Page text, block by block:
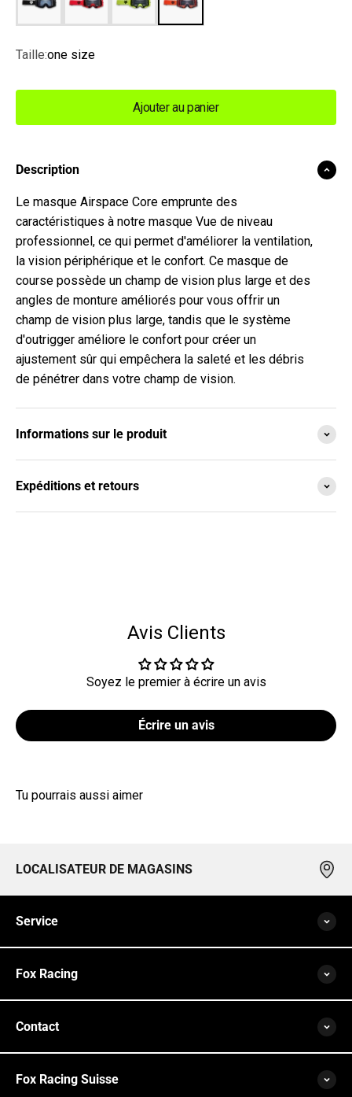
Taille:one size
Ajouter au panier
Description
Le masque Airspace Core emprunte des
caractéristiques à notre masque Vue de niveau
professionnel, ce qui permet d'améliorer la ventilation,
la vision périphérique et le confort. Ce masque de
course possède un champ de vision plus large et des
angles de monture améliorés pour vous offrir un
champ de vision plus large, tandis que le système
d'outrigger améliore le confort pour créer un
ajustement sûr qui empêchera la saleté et les débris
de pénétrer dans votre champ de vision.
Informations sur le produit
Expéditions et retours
Avis Clients
Soyez le premier à écrire un avis
Écrire un avis
Tu pourrais aussi aimer
LOCALISATEUR DE MAGASINS
Service
Fox Racing
Contact
Fox Racing Suisse